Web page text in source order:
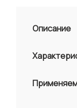
Описание